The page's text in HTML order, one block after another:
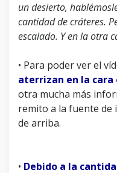
un desierto,
cantidad de cráteres.
escalado. Y en la otra
• Para poder ver el
aterrizan en la cara
otra mucha más
remito a la fuente de
de arriba.
• Debido a la